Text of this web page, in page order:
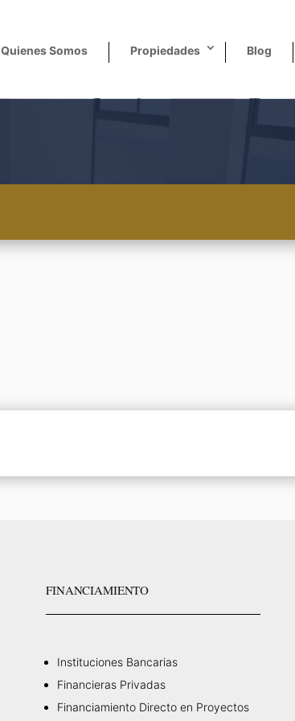
Quienes Somos Propiedades Blog
FINANCIAMIENTO
Instituciones Bancarias
Financieras Privadas
Financiamiento Directo en Proyectos